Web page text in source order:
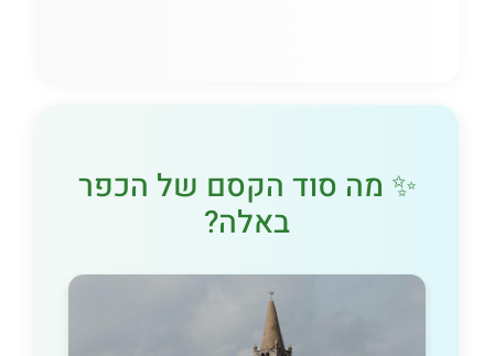
✨ מה סוד הקסם של הכפר
באלה?